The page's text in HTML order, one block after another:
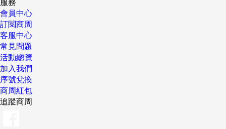
會員中心
訂閱商周
客服中心
常見問題
活動總覽
加入我們
序號兌換
商周紅包
追蹤商周